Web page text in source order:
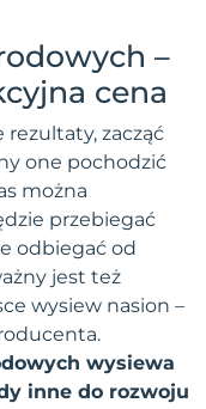
–
cena
rezultaty, zacząć
one pochodzić
można
przebiegać
odbiegać od
jest też
wysiew nasion –
wysiewa
inne do rozwoju